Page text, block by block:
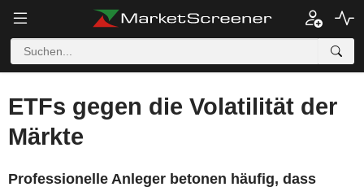
ETFs gegen die Volatilität der
Märkte
Professionelle Anleger betonen häufig, dass